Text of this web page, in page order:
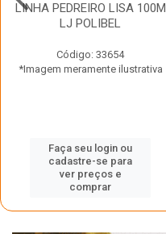
LINHA PEDREIRO LISA 100M
LJ POLIBEL
Código: 33654
*Imagem meramente ilustrativa
Faça seu login ou
cadastre-se para
ver preços e
comprar